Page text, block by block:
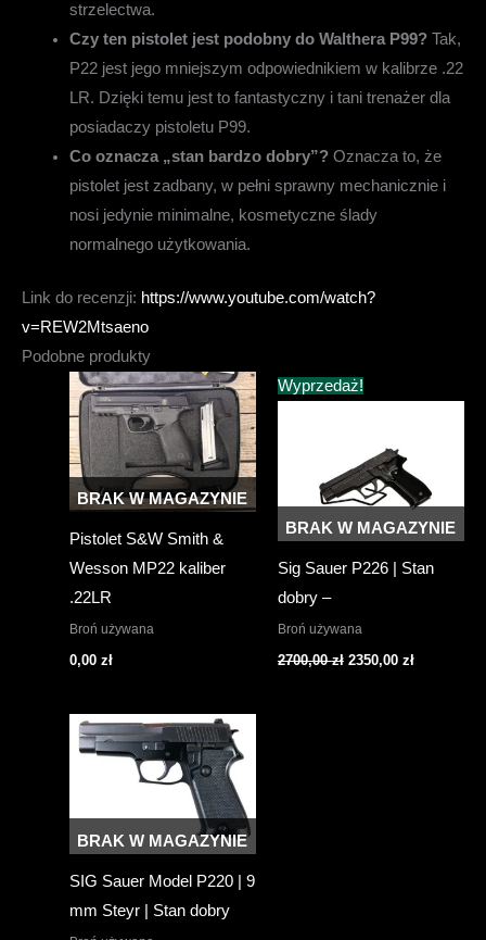
strzelectwa.
Czy ten pistolet jest podobny do Walthera P99?Tak,
P22 jest jego mniejszym odpowiednikiem w kalibrze .22
LR. Dzięki temu jest to fantastyczny i tani trenażer dla
posiadaczy pistoletu P99.
Co oznacza „stan bardzo dobry”?Oznacza to, że
pistolet jest zadbany, w pełni sprawny mechanicznie i
nosi jedynie minimalne, kosmetyczne ślady
normalnego użytkowania.
Link do recenzji: https://www.youtube.com/watch?
v=REW2Mtsaeno
Podobne produkty
BRAK W MAGAZYNIE
Pistolet S&W Smith &
Wesson MP22 kaliber
.22LR
Broń używana
0,00 zł
Wyprzedaż!
BRAK W MAGAZYNIE
Sig Sauer P226 | Stan
dobry –
Broń używana
2700,00zł Pierwotna
2350,00 złAktualna
BRAK W MAGAZYNIE
SIG Sauer Model P220 | 9
mm Steyr | Stan dobry